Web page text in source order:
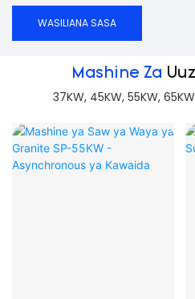
WASILIANA SASA
Mashine Za
37KW, 45KW, 55KW,